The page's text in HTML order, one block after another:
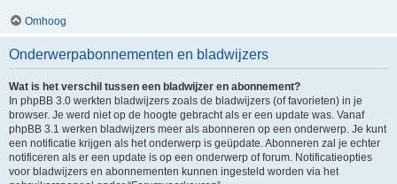
Omhoog
Onderwerpabonnementen en bladwijzers
Wat is het verschil tussen een bladwijzer en abonnement?
In phpBB 3.0 werkten bladwijzers zoals de bladwijzers (of favorieten) in je
browser. Je werd niet op de hoogte gebracht als er een update was. Vanaf
phpBB 3.1 werken bladwijzers meer als abonneren op een onderwerp. Je kunt
een notificatie krijgen als het onderwerp is geüpdate. Abonneren zal je echter
notificeren als er een update is op een onderwerp of forum. Notificatieopties
voor bladwijzers en abonnementen kunnen ingesteld worden via het